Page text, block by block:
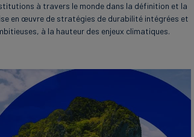
à travers le monde dans la définition et la
en œuvre de stratégies de durabilité intégrées et
à la hauteur des enjeux climatiques.